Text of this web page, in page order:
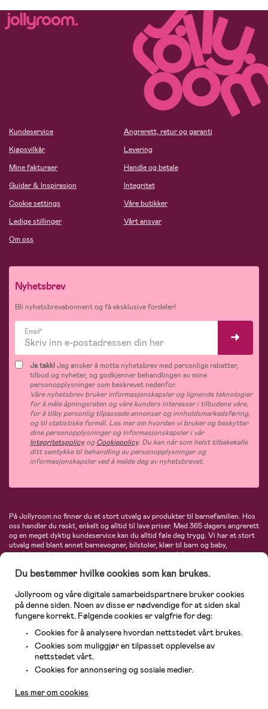
Kundeservice
Kjøpsvilkår
Mine fakturaer
Guider & Inspirasjon
Cookie settings
Ledige stillinger
Om oss
Angrerett, retur og garanti
Levering
Handle og betale
Integritet
Våre butikker
Vårt ansvar
Nyhetsbrev
Bli nyhetsbrevabonnent og få eksklusive fordeler!
Email*
Ja takk!Jeg ønsker å motta nyhetsbrev med personlige rabatter,
tilbud og nyheter, og godkjenner behandlingen av mine
personopplysninger som beskrevet nedenfor.
Våre nyhetsbrev bruker informasjonskapsler og lignende teknologier
for å måle åpningsraten og våre kunders interesser i tilbudene våre,
for å tilby personlig tilpassede annonser og innholdsmarkedsføring,
og til statistiske formål. Les mer om hvordan vi bruker og beskytter
dine personopplysninger og informasjonskapsler i vår
IntegritetspolicyogCookiepolicy. Du kan når som helst tilbakekalle
ditt samtykke til behandling av personopplysninger og
informasjonskapsler ved å melde deg av nyhetsbrevet.
På Jollyroom.no finner du et stort utvalg av produkter til barnefamilien. Hos
oss handler du raskt, enkelt og alltid til lave priser. Med 365 dagers angrerett
og en meget dyktig kundeservice kan du alltid føle deg trygg. Vi har et stort
utvalg med blant annet barnevogner, bilstoler, klær til barn og baby,
produkter til mor, mengder av inspirerende interiør, leker, babyustyr og mye
Maxi-Cosi, Baby Jogger, BabyBjörn, Didriksons, KidKraft, Ergobaby, Philips
største nettbutikk for barn og baby!
Du bestemmer hvilke cookies som kan brukes.
Jollyroom og våre digitale samarbeidspartnere bruker cookies
på denne siden. Noen av disse er nødvendige for at siden skal
fungere korrekt. Følgende cookies er valgfrie for deg:
Cookies for å analysere hvordan nettstedet vårt brukes.
Cookies som muliggjør en tilpasset opplevelse av
nettstedet vårt.
Cookies for annonsering og sosiale medier.
Les mer om cookies